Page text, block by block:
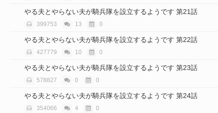
やる夫とやらない夫が騎兵隊を設立するようです 第21話
399753 13 0
やる夫とやらない夫が騎兵隊を設立するようです 第22話
427779 10 0
やる夫とやらない夫が騎兵隊を設立するようです 第23話
578827 0 0
やる夫とやらない夫が騎兵隊を設立するようです 第24話
354066 4 0